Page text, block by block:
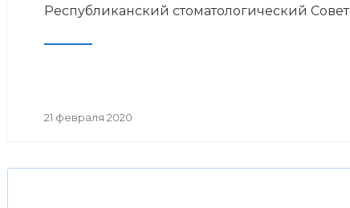
Республиканский стоматологический Совет
21 февраля 2020